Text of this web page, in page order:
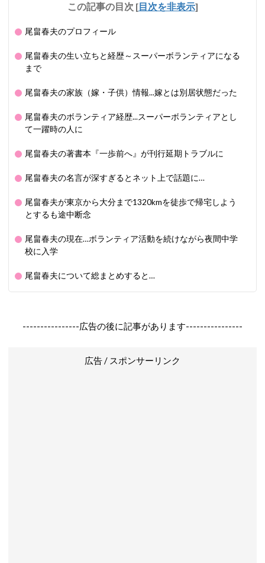
この記事の目次 [目次を非表示]
尾畠春夫のプロフィール
尾畠春夫の生い立ちと経歴～スーパーボランティアになる
まで
尾畠春夫の家族（嫁・子供）情報...嫁とは別居状態だった
尾畠春夫のボランティア経歴...スーパーボランティアとし
て一躍時の人に
尾畠春夫の著書本『一歩前へ』が刊行延期トラブルに
尾畠春夫の名言が深すぎるとネット上で話題に…
尾畠春夫が東京から大分まで1320kmを徒歩で帰宅しよう
とするも途中断念
尾畠春夫の現在…ボランティア活動を続けながら夜間中学
校に入学
尾畠春夫について総まとめすると…
----------------広告の後に記事があります----------------
広告 / スポンサーリンク